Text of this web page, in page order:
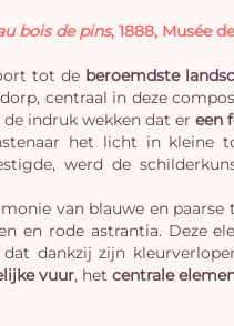
bois de pins, 1888, Musée
tot de beroemdste
centraal in deze
de indruk wekken dat ereen
het licht in kleine
werd de
van blauwe en
en rode astrantia. Deze
dankzij zijn
vuur, hetcentrale